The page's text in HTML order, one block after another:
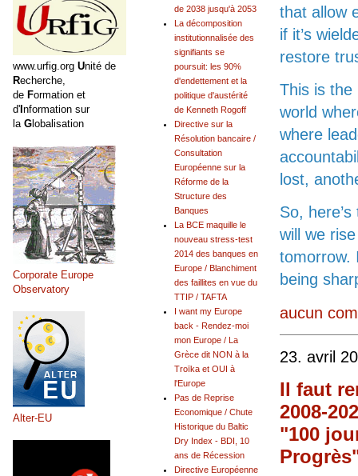
that allow
if it’s
restore
This is the
world
where
lost,
So,
will we
tomorrow.
being
aucun
23. avril
Il faut
2008-
"100
de 2038 jusqu'à 2053
La décomposition
institutionnalisée des
signifiants se
poursuit: les 90%
d'endettement et la
politique d'austérité
de Kenneth Rogoff
Directive sur la
Résolution bancaire /
Consultation
Européenne sur la
Réforme de la
Structure des
Banques
La BCE maquille le
nouveau stress-test
2014 des banques en
Europe / Blanchiment
des faillites en vue du
TTIP / TAFTA
I want my Europe
back - Rendez-moi
mon Europe / La
Grèce dit NON à la
Troïka et OUI à
l'Europe
Pas de Reprise
Economique / Chute
Historique du Baltic
Dry Index - BDI, 10
ans de Récession
Directive Européenne
www.urfig.org Unité de
Recherche,
de Formation et
d'Information sur
la Globalisation
Corporate Europe
Observatory
Alter-EU